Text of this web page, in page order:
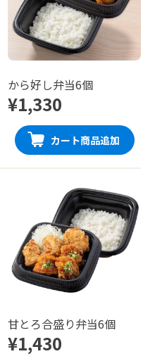
から好し弁当6個
¥1,330
カート商品追加
甘とろ合盛り弁当6個
¥1,430